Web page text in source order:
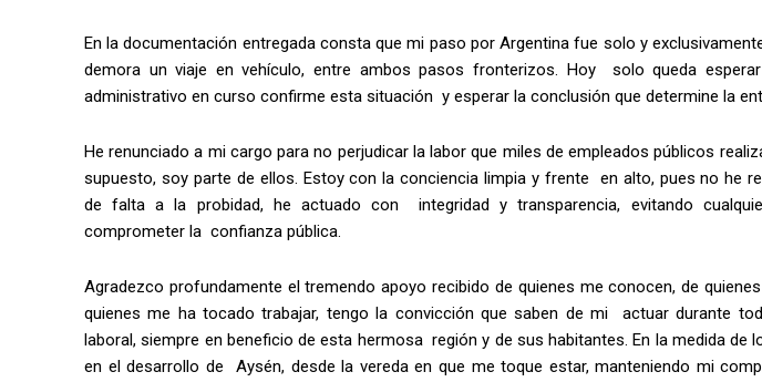
En la documentación entregada consta que mi paso por Argentina fue solo y
demora un viaje en vehículo, entre ambos pasos fronterizos. Hoy solo queda
administrativo en curso confirme esta situación y esperar la conclusión que determine la
He renunciado a mi cargo para no perjudicar la labor que miles de empleados públicos
supuesto, soy parte de ellos. Estoy con la conciencia limpia y frente en alto, pues no he
de falta a la probidad, he actuado con integridad y transparencia, evitando
comprometer la confianza pública.
Agradezco profundamente el tremendo apoyo recibido de quienes me conocen, de
quienes me ha tocado trabajar, tengo la convicción que saben de mi actuar durante
laboral, siempre en beneficio de esta hermosa región y de sus habitantes. En la medida de
en el desarrollo de Aysén, desde la vereda en que me toque estar, manteniendo mi